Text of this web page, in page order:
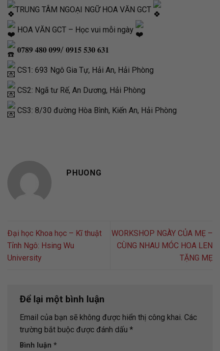
TRUNG TÂM NGOẠI NGỮ HOA VĂN GCT
HOA VĂN GCT – Học vui mỗi ngày
𝟎𝟕𝟖𝟗 𝟒𝟖𝟎 𝟎𝟗𝟗/ 𝟎𝟗𝟏𝟓 𝟓𝟑𝟎 𝟔𝟑𝟏
CS1: 693 Ngô Gia Tự, Hải An, Hải Phòng
CS2: Ngã tư Rế, An Dương, Hải Phòng
CS3: 8/30 đường Hòa Bình, Kiến An, Hải Phòng
PHUONG
Đại học Khoa học – Kĩ thuật
Tỉnh Ngô: Hsing Wu
University
WORKSHOP NGÀY CỦA MẸ –
CÙNG NHAU MÓC HOA LEN
TẶNG MẸ
Để lại một bình luận
Email của bạn sẽ không được hiển thị công khai. Các
trường bắt buộc được đánh dấu *
Bình luận *